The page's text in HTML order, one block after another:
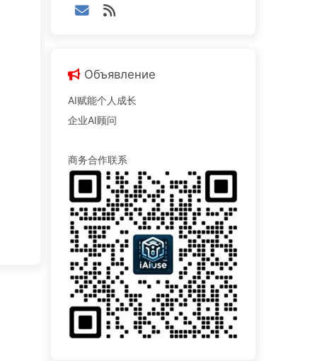
Объявление
AI赋能个人成长
企业AI顾问
商务合作联系